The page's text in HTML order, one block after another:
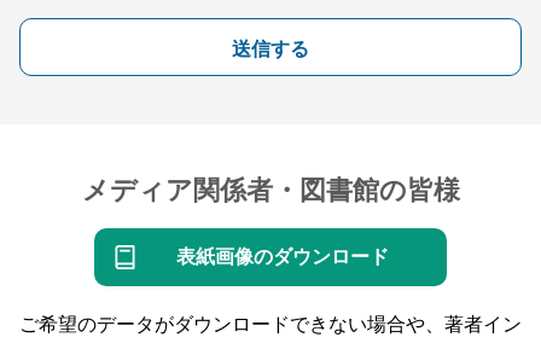
送信する
メディア関係者・図書館の皆様
表紙画像のダウンロード
ご希望のデータがダウンロードできない場合や、著者イン